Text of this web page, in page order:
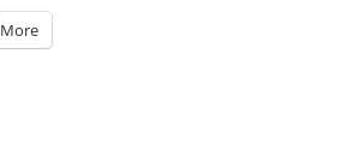
Δεκέμβριο
More